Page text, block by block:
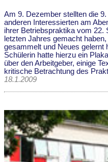
Am 9. Dezember stellten die
anderen Interessierten am
ihrer Betriebspraktika vom 22.
letzten Jahres gemacht
gesammelt und Neues gelernt
Schülerin hatte hierzu ein
über den Arbeitgeber, einige
kritische Betrachtung des
18.1.2009